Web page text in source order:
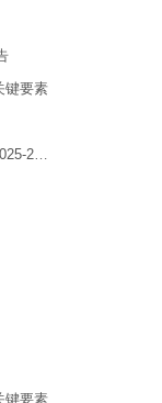
键要素
）
键要素